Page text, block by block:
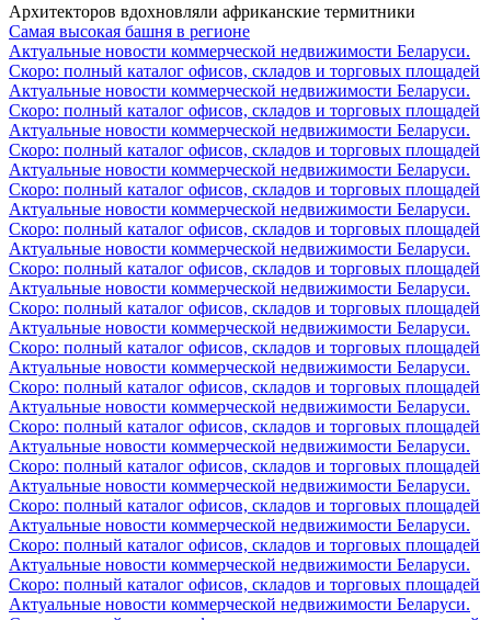
Архитекторов вдохновляли африканские термитники
Самая высокая башня в регионе
Актуальные новости коммерческой недвижимости Беларуси.
Скоро: полный каталог офисов, складов и торговых площадей
Актуальные новости коммерческой недвижимости Беларуси.
Скоро: полный каталог офисов, складов и торговых площадей
Актуальные новости коммерческой недвижимости Беларуси.
Скоро: полный каталог офисов, складов и торговых площадей
Актуальные новости коммерческой недвижимости Беларуси.
Скоро: полный каталог офисов, складов и торговых площадей
Актуальные новости коммерческой недвижимости Беларуси.
Скоро: полный каталог офисов, складов и торговых площадей
Актуальные новости коммерческой недвижимости Беларуси.
Скоро: полный каталог офисов, складов и торговых площадей
Актуальные новости коммерческой недвижимости Беларуси.
Скоро: полный каталог офисов, складов и торговых площадей
Актуальные новости коммерческой недвижимости Беларуси.
Скоро: полный каталог офисов, складов и торговых площадей
Актуальные новости коммерческой недвижимости Беларуси.
Скоро: полный каталог офисов, складов и торговых площадей
Актуальные новости коммерческой недвижимости Беларуси.
Скоро: полный каталог офисов, складов и торговых площадей
Актуальные новости коммерческой недвижимости Беларуси.
Скоро: полный каталог офисов, складов и торговых площадей
Актуальные новости коммерческой недвижимости Беларуси.
Скоро: полный каталог офисов, складов и торговых площадей
Актуальные новости коммерческой недвижимости Беларуси.
Скоро: полный каталог офисов, складов и торговых площадей
Актуальные новости коммерческой недвижимости Беларуси.
Скоро: полный каталог офисов, складов и торговых площадей
Актуальные новости коммерческой недвижимости Беларуси.